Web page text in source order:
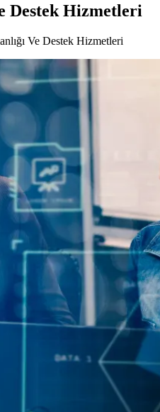
Destek Hizmetleri
Ve Destek Hizmetleri